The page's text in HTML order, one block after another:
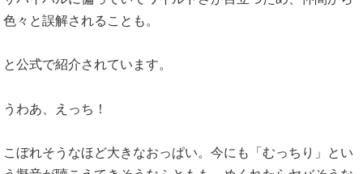
色々と誤解されることも。
と公式で紹介されています。
うわあ、えっち！
こぼれそうなほど大きなおっぱい。今にも「むっちり」とい